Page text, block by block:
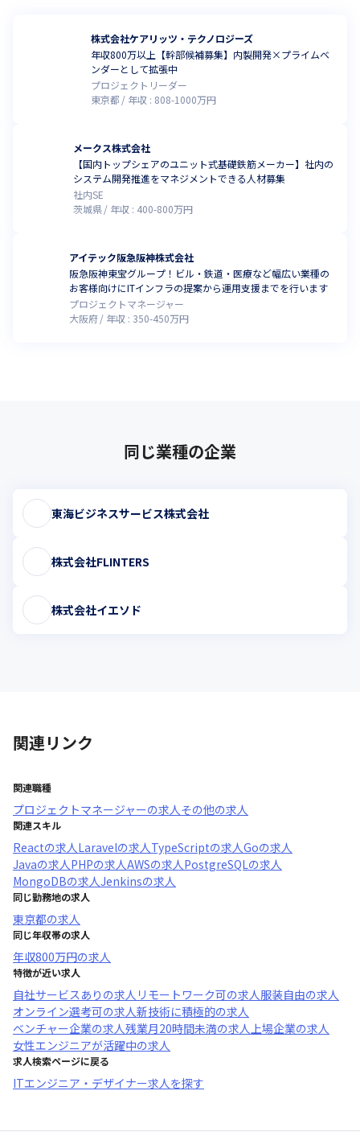
株式会社ケアリッツ・テクノロジーズ
年収800万以上【幹部候補募集】内製開発×プライムベ
ンダーとして拡張中
プロジェクトリーダー
東京都
年収 : 808-1000万円
メークス株式会社
【国内トップシェアのユニット式基礎鉄筋メーカー】社内の
システム開発推進をマネジメントできる人材募集
社内SE
茨城県
年収 : 400-800万円
アイテック阪急阪神株式会社
阪急阪神東宝グループ！ビル・鉄道・医療など幅広い業種の
お客様向けにITインフラの提案から運用支援までを行います
プロジェクトマネージャー
大阪府
年収 : 350-450万円
同じ業種の企業
東海ビジネスサービス株式会社
株式会社FLINTERS
株式会社イエソド
関連リンク
関連職種
プロジェクトマネージャーの求人その他の求人
関連スキル
Reactの求人Laravelの求人TypeScriptの求人Goの求人
Javaの求人PHPの求人AWSの求人PostgreSQLの求人
MongoDBの求人Jenkinsの求人
同じ勤務地の求人
東京都の求人
同じ年収帯の求人
年収800万円の求人
特徴が近い求人
自社サービスあり の求人 リモートワーク可の求人服装自由の求人
オンライン選考可の求人新技術に積極的の求人
ベンチャー企業の求人残業月20時間未満の求人上場企業の求人
女性エンジニアが活躍中の求人
求人検索ページに戻る
ITエンジニア・デザイナー求人を探す